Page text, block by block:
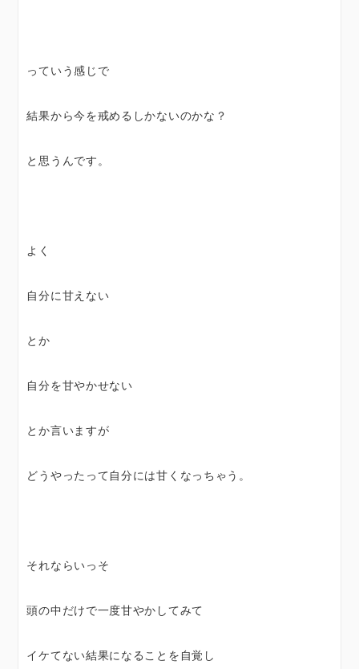
っていう感じで
結果から今を戒めるしかないのかな？
と思うんです。
よく
自分に甘えない
とか
自分を甘やかせない
とか言いますが
どうやったって自分には甘くなっちゃう。
それならいっそ
頭の中だけで一度甘やかしてみて
イケてない結果になることを自覚し